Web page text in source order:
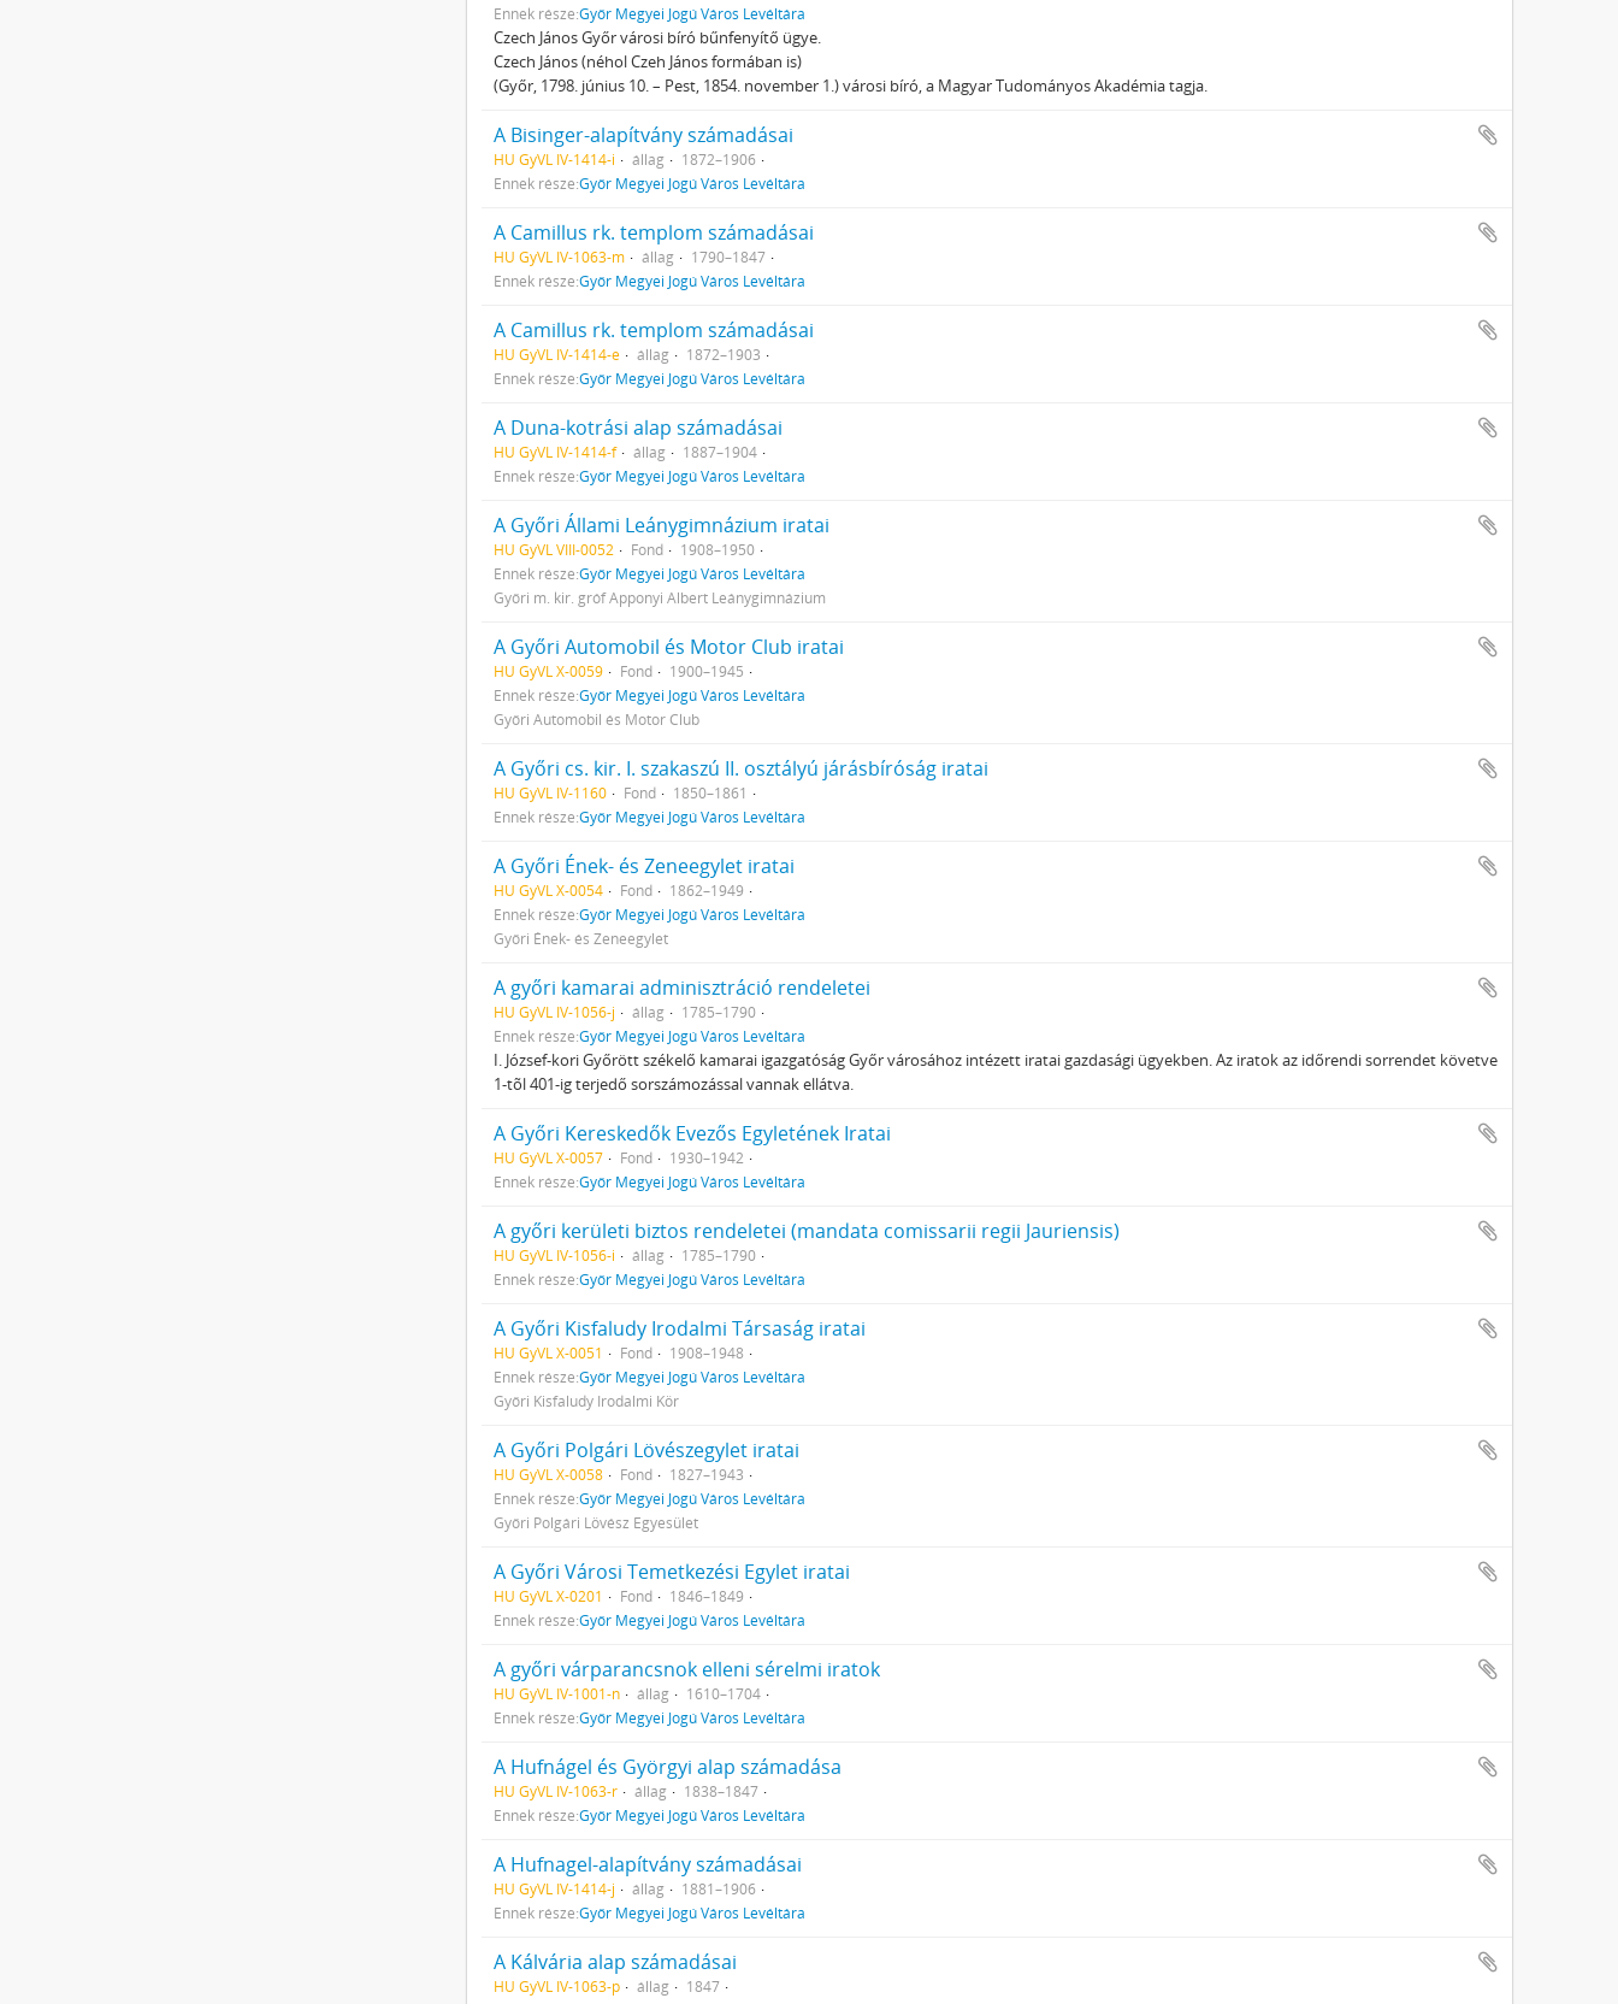
Ennek része:Győr Megyei Jogú Város Levéltára
Czech János Győr városi bíró bűnfenyítő ügye.
Czech János (néhol Czeh János formában is)
(Győr, 1798. június 10. – Pest, 1854. november 1.) városi bíró, a Magyar Tudományos Akadémia tagja.
A Bisinger-alapítvány számadásai
HU GyVL IV-1414-i állag
1872–1906
Ennek része:Győr Megyei Jogú Város Levéltára
A Camillus rk. templom számadásai
HU GyVL IV-1063-m állag
1790–1847
Ennek része:Győr Megyei Jogú Város Levéltára
A Camillus rk. templom számadásai
HU GyVL IV-1414-e állag
1872–1903
Ennek része:Győr Megyei Jogú Város Levéltára
A Duna-kotrási alap számadásai
HU GyVL IV-1414-f állag
1887–1904
Ennek része:Győr Megyei Jogú Város Levéltára
A Győri Állami Leánygimnázium iratai
HU GyVL VIII-0052 Fond
1908–1950
Ennek része:Győr Megyei Jogú Város Levéltára
Győri m. kir. gróf Apponyi Albert Leánygimnázium
A Győri Automobil és Motor Club iratai
HU GyVL X-0059 Fond
1900–1945
Ennek része:Győr Megyei Jogú Város Levéltára
Győri Automobil és Motor Club
A Győri cs. kir. I. szakaszú II. osztályú járásbíróság iratai
HU GyVL IV-1160 Fond
1850–1861
Ennek része:Győr Megyei Jogú Város Levéltára
A Győri Ének- és Zeneegylet iratai
HU GyVL X-0054 Fond
1862–1949
Ennek része:Győr Megyei Jogú Város Levéltára
Győri Ének- és Zeneegylet
A győri kamarai adminisztráció rendeletei
HU GyVL IV-1056-j állag
1785–1790
Ennek része:Győr Megyei Jogú Város Levéltára
I. József-kori Győrött székelő kamarai igazgatóság Győr városához intézett iratai gazdasági ügyekben. Az iratok az időrendi sorrendet követve
1-tõl 401-ig terjedő sorszámozással vannak ellátva.
A Győri Kereskedők Evezős Egyletének Iratai
HU GyVL X-0057 Fond
1930–1942
Ennek része:Győr Megyei Jogú Város Levéltára
A győri kerületi biztos rendeletei (mandata comissarii regii Jauriensis)
HU GyVL IV-1056-i állag
1785–1790
Ennek része:Győr Megyei Jogú Város Levéltára
A Győri Kisfaludy Irodalmi Társaság iratai
HU GyVL X-0051 Fond
1908–1948
Ennek része:Győr Megyei Jogú Város Levéltára
Győri Kisfaludy Irodalmi Kör
A Győri Polgári Lövészegylet iratai
HU GyVL X-0058 Fond
1827–1943
Ennek része:Győr Megyei Jogú Város Levéltára
Győri Polgári Lövész Egyesület
A Győri Városi Temetkezési Egylet iratai
HU GyVL X-0201 Fond
1846–1849
Ennek része:Győr Megyei Jogú Város Levéltára
A győri várparancsnok elleni sérelmi iratok
HU GyVL IV-1001-n állag
1610–1704
Ennek része:Győr Megyei Jogú Város Levéltára
A Hufnágel és Györgyi alap számadása
HU GyVL IV-1063-r állag
1838–1847
Ennek része:Győr Megyei Jogú Város Levéltára
A Hufnagel-alapítvány számadásai
HU GyVL IV-1414-j állag
1881–1906
Ennek része:Győr Megyei Jogú Város Levéltára
A Kálvária alap számadásai
HU GyVL IV-1063-p állag
1847